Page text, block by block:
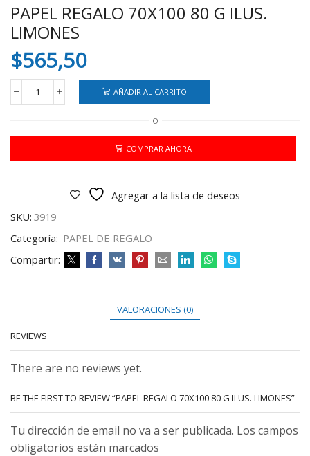
PAPEL REGALO 70X100 80 G ILUS.
LIMONES
$565,50
PAPEL
REGALO
80
ILUS.
AÑADIR AL CARRITO
O
COMPRAR AHORA
Agregar a la lista de deseos
SKU: 3919
Categoría: PAPEL DE REGALO
Compartir:
VALORACIONES (0)
REVIEWS
There are no reviews yet.
BE THE FIRST TO REVIEW “PAPEL REGALO 70X100 80 G ILUS. LIMONES”
Tu dirección de email no va a ser publicada. Los campos
obligatorios están marcados